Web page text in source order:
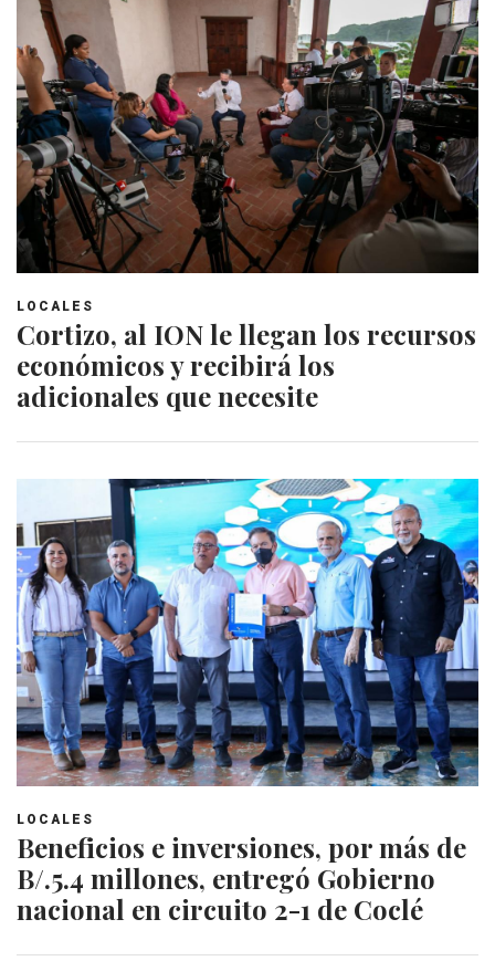
LOCALES
Cortizo, al ION le llegan los recursos
económicos y recibirá los
adicionales que necesite
LOCALES
Beneficios e inversiones, por más de
B/.5.4 millones, entregó Gobierno
nacional en circuito 2-1 de Coclé